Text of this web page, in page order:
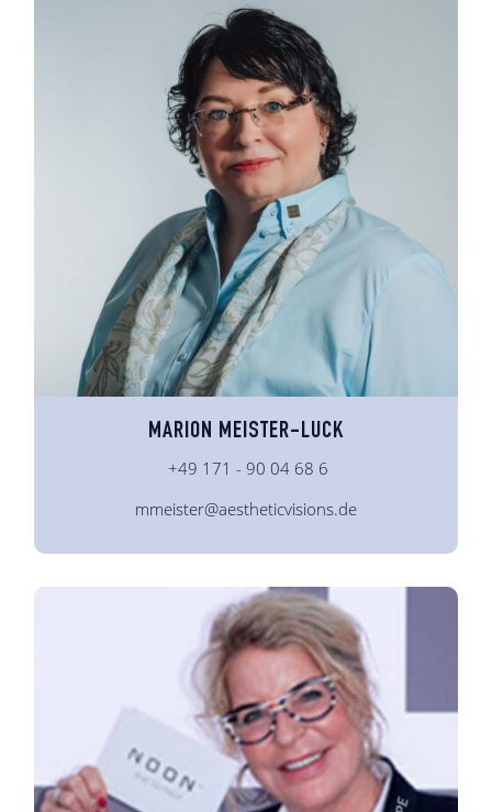
MARION MEISTER-LUCK
+49 171 - 90 04 68 6
mmeister@aestheticvisions.de